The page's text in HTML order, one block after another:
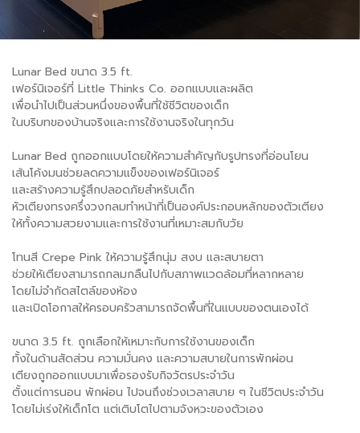
Lunar Bed ขนาด 3.5 ft.
เฟอร์นิเจอร์ที่ Little Thinks Co. ออกแบบและผลิต
เพื่อนำไปเป็นส่วนหนึ่งของพื้นที่ใช้ชีวิตของเด็ก
ในบริบทของบ้านจริงและการใช้งานจริงในทุกวัน
Lunar Bed ถูกออกแบบโดยให้ความสำคัญกับรูปทรงที่อ่อนโยน
เส้นโค้งมนช่วยลดความแข็งของเฟอร์นิเจอร์
และสร้างความรู้สึกปลอดภัยสำหรับเด็ก
หัวเตียงทรงครึ่งวงกลมทำหน้าที่เป็นองค์ประกอบหลักของตัวเตียง
ให้ทั้งความสวยงามและการใช้งานที่เหมาะสมกับวัย
โทนสี Crepe Pink ให้ความรู้สึกนุ่ม สงบ และสบายตา
ช่วยให้เตียงสามารถกลมกลืนไปกับสภาพแวดล้อมที่หลากหลาย
โดยไม่จำกัดสไตล์ของห้อง
และเปิดโอกาสให้ครอบครัวสามารถจัดพื้นที่ในแบบของตนเองได้
ขนาด 3.5 ft. ถูกเลือกให้เหมาะกับการใช้งานของเด็ก
ทั้งในด้านสัดส่วน ความมั่นคง และความสบายในการพักผ่อน
เตียงถูกออกแบบมาเพื่อรองรับกิจวัตรประจำวัน
ตั้งแต่การนอน พักผ่อน ไปจนถึงช่วงเวลาสบาย ๆ ในชีวิตประจำวัน
โดยไม่เร่งให้เด็กโต แต่เติบโตไปตามจังหวะของตัวเอง